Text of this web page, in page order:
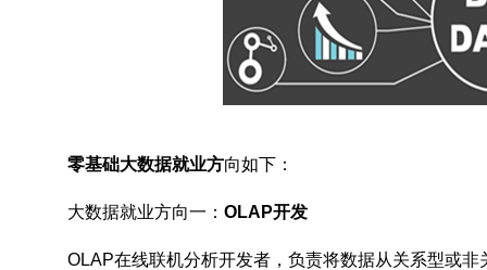
零基础大数据就业方向如下：
大数据就业方向一： OLAP开发
OLAP在线联机分析开发者，负责将数据从关系型或非